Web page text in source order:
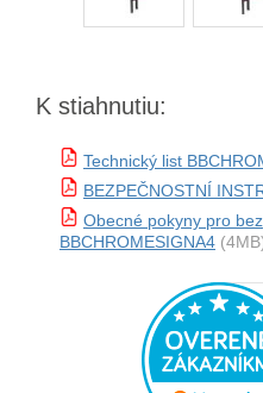
K stiahnutiu:
Technický list
BEZPEČNOSTNÍ
Obecné pokyny pro
BBCHROMESIGNA4